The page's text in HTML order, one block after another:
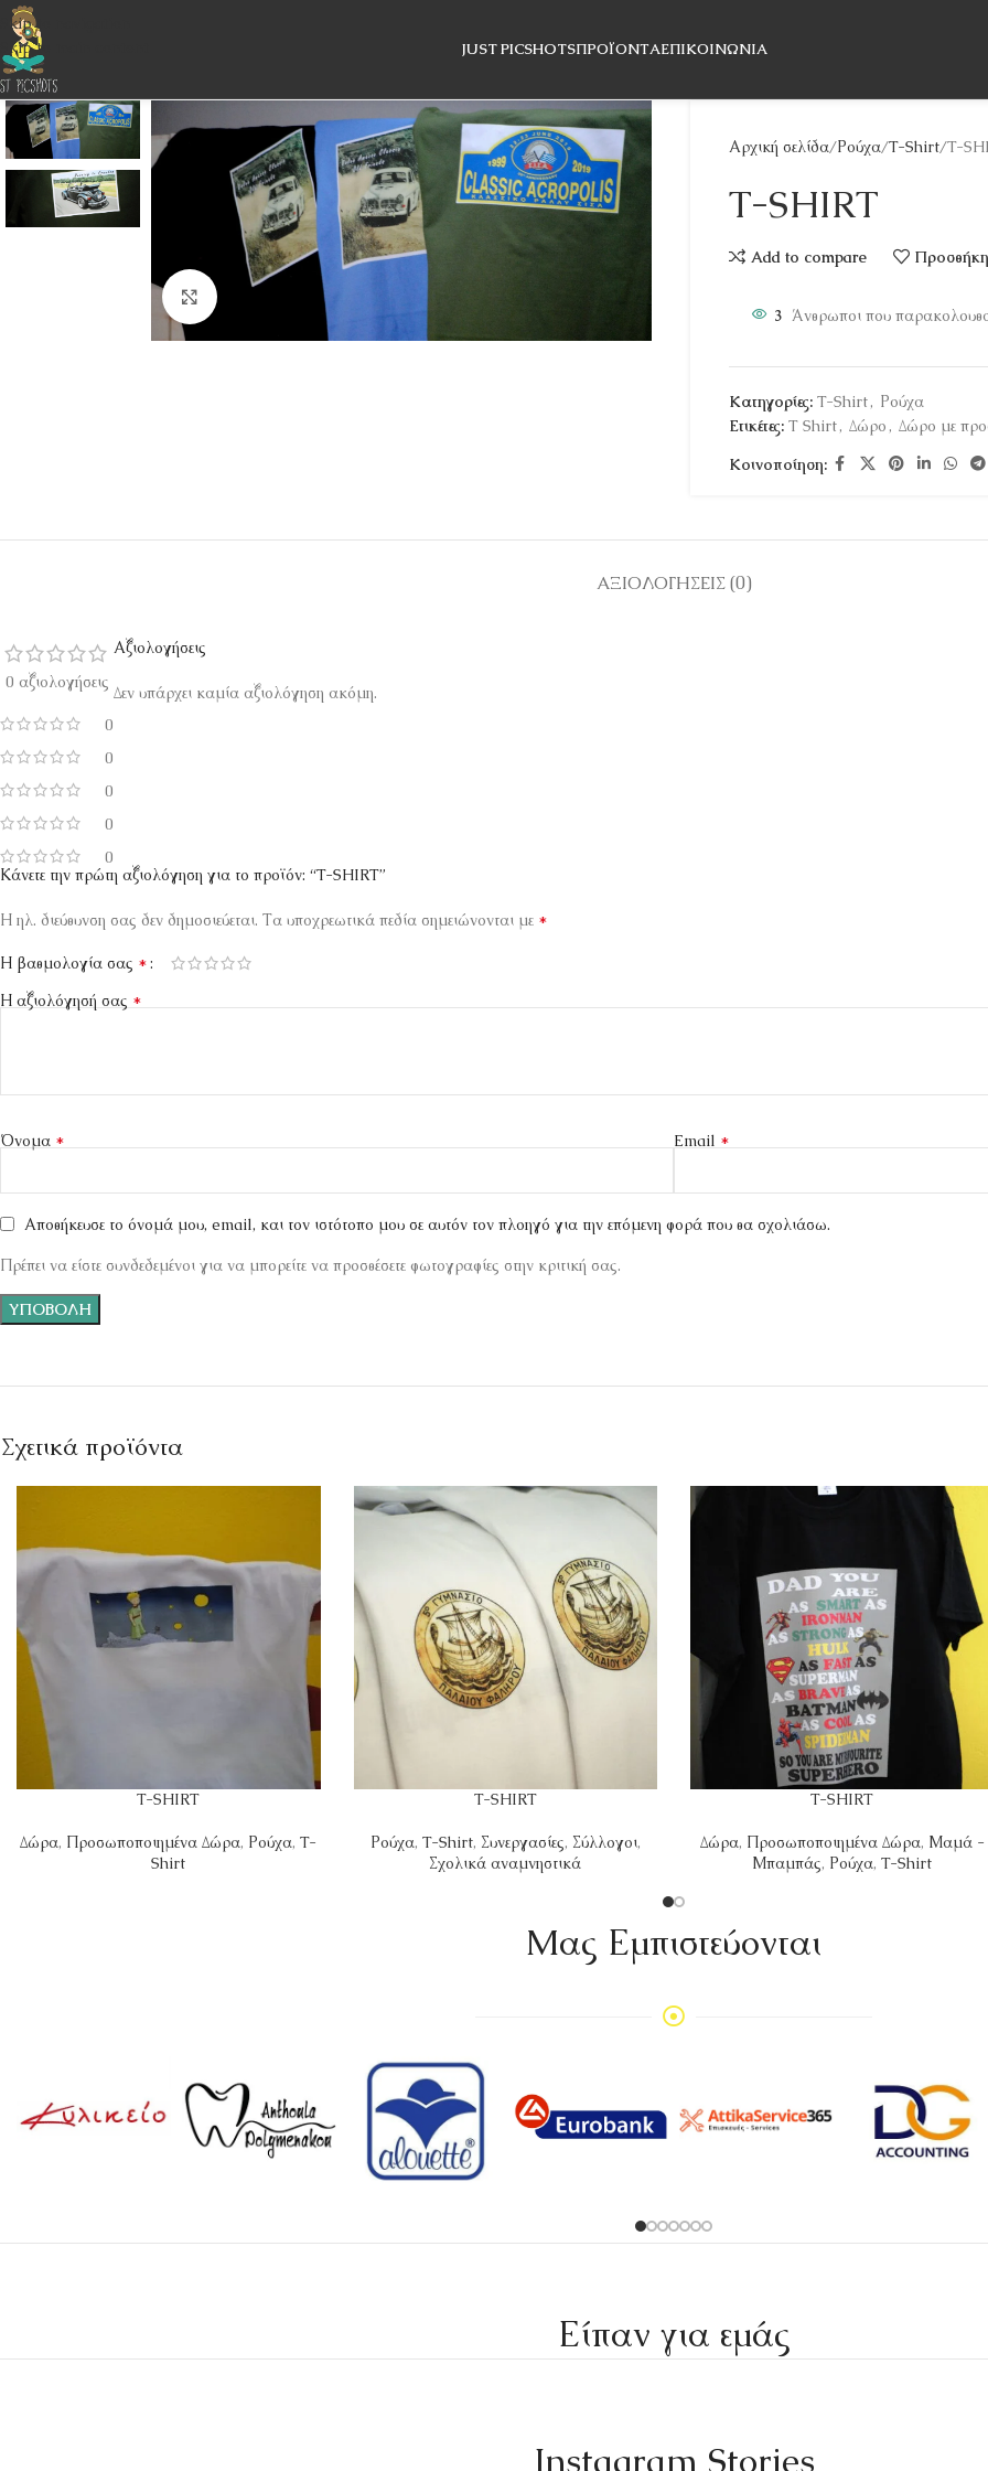
Skip to navigation
Skip to main content
JUST PICSHOTSΠΡΟΪΌΝΤΑΕΠΙΚΟΙΝΩΝΊΑ
Κάντε κλικ για μεγέθυνση
Αρχική σελίδα Ρούχα T-Shirt T-
T-SHIRT
Add to compare Προσθήκη
3 Άνθρωποι που
Κατηγορίες: T-Shirt, Ρούχα
Ετικέτες: T Shirt, Δώρο , Δώρο με
Κοινοποίηση:
ΑΞΙΟΛΟΓΉΣΕΙΣ (0)
0 αξιολογήσεις
0
0
0
0
0
Αξιολογήσεις
Δεν υπάρχει καμία αξιολόγηση ακόμη.
Κάνετε την πρώτη αξιολόγηση για το προϊόν: “T-SHIRT”
Η ηλ. διεύθυνση σας δεν δημοσιεύεται. Τα υποχρεωτικά πεδία σημειώνονται με *
Η βαθμολογία σας *
Η αξιολόγησή σας *
Όνομα * Email *
Αποθήκευσε το όνομά μου, email, και τον ιστότοπο μου σε αυτόν τον πλοηγό για την επόμενη φορά που θα σχολιάσω.
Πρέπει να είστε συνδεδεμένοι για να μπορείτε να προσθέσετε φωτογραφίες στην κριτική σας.
Σχετικά προϊόντα
T-SHIRT
Δώρα, Προσωποποιημένα Δώρα, Ρούχα,T-
Shirt
T-SHIRT
Ρούχα, T-Shirt, Συνεργασίες, Σύλλογοι,
Σχολικά αναμνηστικά
T-SHIRT
Δώρα, Προσωποποιημένα Δώρα, Μαμά -
Μπαμπάς, Ρούχα,T-Shirt
Mας Εμπιστεύονται
Είπαν για εμάς
Instagram Stories